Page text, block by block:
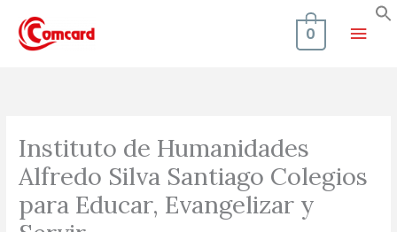
content
Main
0
Instituto de Humanidades
Alfredo Silva Santiago Colegios
para Educar, Evangelizar y